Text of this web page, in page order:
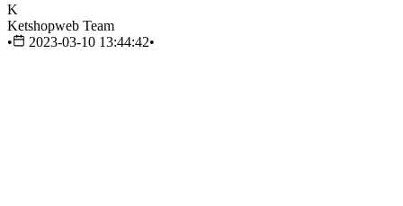
K
Ketshopweb Team
•
2023-03-10 13:44:42•